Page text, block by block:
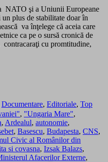
NATO şi a Uniunii Europeane
plus de stabilitate doar în
va înţelege că aceia care
ca pe o sursă cronică de
cu promtitudine,
Documentare, Editoriale, Top
, "Ungaria Mare",
, Ardealul, autonomie,
, Basescu, Budapesta, CNS,
Civic al Românilor din
si covasna, Izsak Balazs,
Afacerilor Externe,